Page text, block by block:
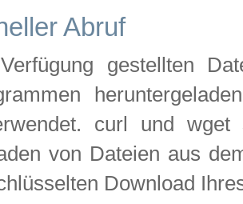
Abruf
gestellten
curl und wget
von Dateien aus
Download